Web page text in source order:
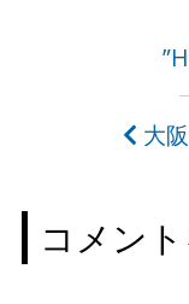
ビ
ゲ
大
コメン